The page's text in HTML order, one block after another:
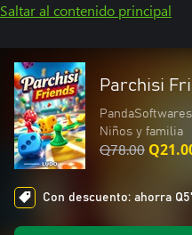
Saltar al contenido principal
Parchisi
PandaSoftwares
Niños y familia
Q78.00
Con descuento: ahorra